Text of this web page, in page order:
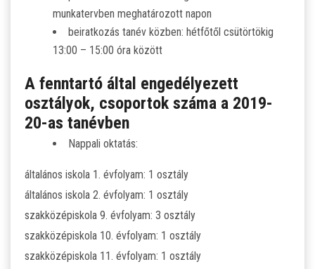
TANULÓINKNAK
ÁLTALÁNOS ISKOLÁSOKNAK
SZÜLŐKNEK
ÁLLÁS
ÉTKEZÉS
KORONAVÍRUS
munkatervben meghatározott napon
beiratkozás tanév közben: hétfőtől csütörtökig
13:00 – 15:00 óra között
A fenntartó által engedélyezett
osztályok, csoportok száma a 2019-
20-as tanévben
Nappali oktatás:
általános iskola 1. évfolyam: 1 osztály
általános iskola 2. évfolyam: 1 osztály
szakközépiskola 9. évfolyam: 3 osztály
szakközépiskola 10. évfolyam: 1 osztály
szakközépiskola 11. évfolyam: 1 osztály